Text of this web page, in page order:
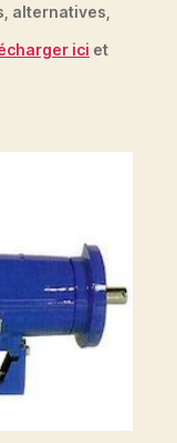
alternatives,
ici et